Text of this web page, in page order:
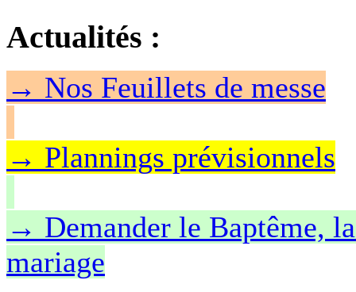
Actualités :
→ Nos Feuillets de messe
→ Plannings prévisionnels
→ Demander le Baptême,
mariage